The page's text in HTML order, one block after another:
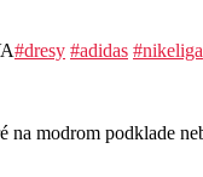
#dresy #adidas #nikeliga
na modrom podklade